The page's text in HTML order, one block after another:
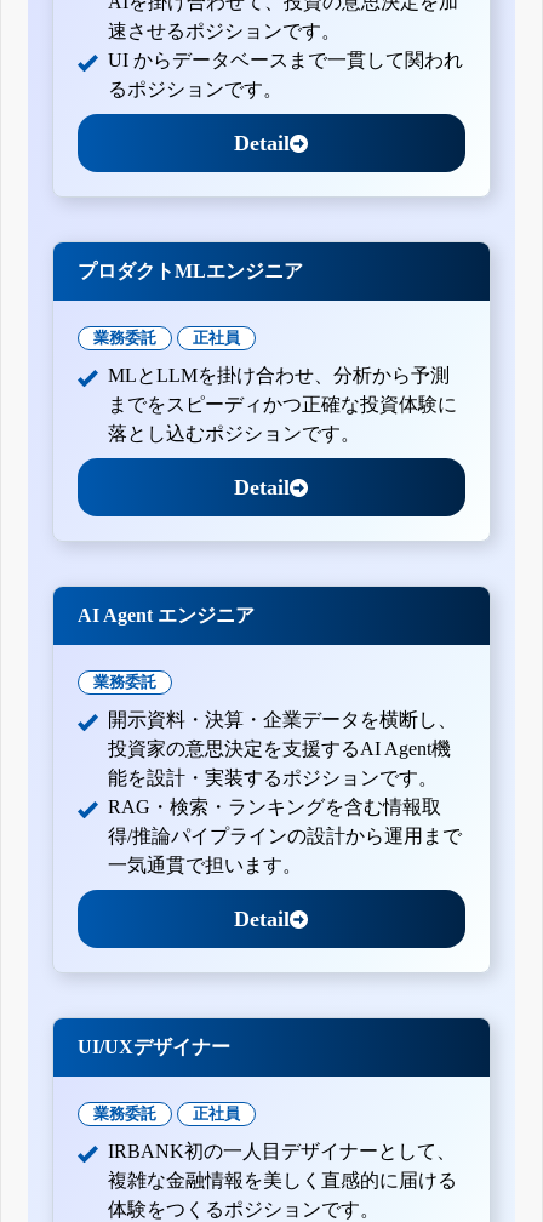
速させるポジションです。
UI からデータベースまで一貫して関われ
るポジションです。
Detail
プロダクトMLエンジニア
業務委託 正社員
MLとLLMを掛け合わせ、分析から予測
までをスピーディかつ正確な投資体験に
落とし込むポジションです。
Detail
AI Agent エンジニア
業務委託
開示資料・決算・企業データを横断し、
投資家の意思決定を支援するAI Agent機
能を設計・実装するポジションです。
RAG・検索・ランキングを含む情報取
得/推論パイプラインの設計から運用まで
一気通貫で担います。
Detail
UI/UXデザイナー
業務委託 正社員
IRBANK初の一人目デザイナーとして、
複雑な金融情報を美しく直感的に届ける
体験をつくるポジションです。